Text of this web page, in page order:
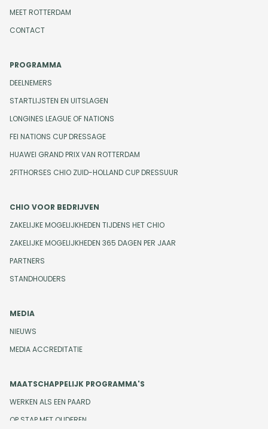
MEET ROTTERDAM
CONTACT
PROGRAMMA
DEELNEMERS
STARTLIJSTEN EN UITSLAGEN
LONGINES LEAGUE OF NATIONS
FEI NATIONS CUP DRESSAGE
HUAWEI GRAND PRIX VAN ROTTERDAM
2FITHORSES CHIO ZUID-HOLLAND CUP DRESSUUR
CHIO VOOR BEDRIJVEN
ZAKELIJKE MOGELIJKHEDEN TIJDENS HET CHIO
ZAKELIJKE MOGELIJKHEDEN 365 DAGEN PER JAAR
PARTNERS
STANDHOUDERS
MEDIA
NIEUWS
MEDIA ACCREDITATIE
MAATSCHAPPELIJK PROGRAMMA'S
WERKEN ALS EEN PAARD
OP STAP MET OUDEREN